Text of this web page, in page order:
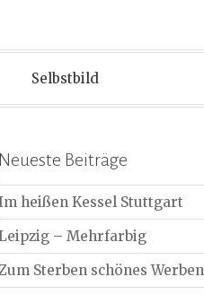
Selbstbild
Neueste Beiträge
heißen Kessel Stuttgart
– Mehrfarbig
Zum Sterben schönes Werben